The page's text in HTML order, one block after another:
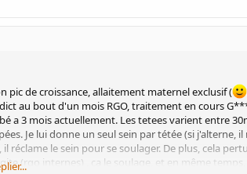
pic de croissance, allaitement maternel exclusif (
au bout d'un mois RGO, traitement en cours
a 3 mois actuellement. Les tetees varient entre
Je lui donne un seul sein par tétée (si j'alterne,
le sein pour se soulager. De plus, cela
(rgo internes) , ça le soulage, et en même temps,